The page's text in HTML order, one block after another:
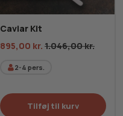
Caviar Kit
895,00 kr. 1.046,00kr.
2-4 pers.
Tilføj til kurv